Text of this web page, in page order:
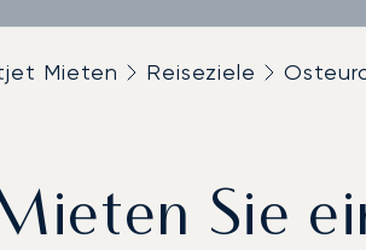
Mieten Reiseziele
Sie